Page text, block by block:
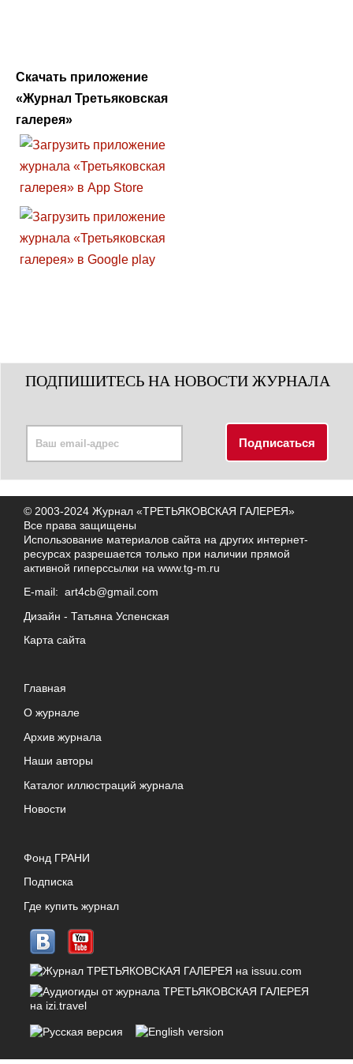
Скачать приложение
«Журнал Третьяковская
галерея»
ПОДПИШИТЕСЬ НА НОВОСТИ ЖУРНАЛА
© 2003-2024 Журнал «ТРЕТЬЯКОВСКАЯ ГАЛЕРЕЯ»
Все права защищены
Использование материалов сайта на других интернет-
ресурсах разрешается только при наличии прямой
активной гиперссылки на www.tg-m.ru
E-mail: art4cb@gmail.com
Дизайн - Татьяна Успенская
Карта сайта
Главная
О журнале
Архив журнала
Наши авторы
Каталог иллюстраций журнала
Новости
Фонд ГРАНИ
Подписка
Где купить журнал